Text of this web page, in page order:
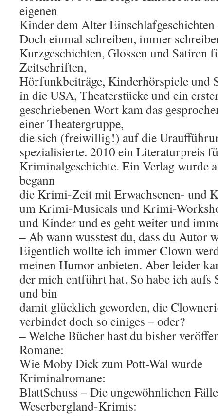
eigenen
Kinder dem Alter Einschlafgeschichten
Doch einmal schreiben, immer
Kurzgeschichten, Glossen und Satiren
Zeitschriften,
Hörfunkbeiträge, Kinderhörspiele und
in die USA, Theaterstücke und ein
geschriebenen Wort kam das
einer Theatergruppe,
die sich (freiwillig!) auf die
spezialisierte. 2010 ein Literaturpreis
Kriminalgeschichte. Ein Verlag wurde
begann
die Krimi-Zeit mit Erwachsenen- und
um Krimi-Musicals und Krimi-
und Kinder und es geht weiter und
– Ab wann wusstest du, dass du Autor
Eigentlich wollte ich immer Clown
meinen Humor anbieten. Aber leider
der mich entführt hat. So habe ich aufs
und bin
damit glücklich geworden, die
verbindet doch so einiges – oder?
– Welche Bücher hast du bisher
Romane:
Wie Moby Dick zum Pott-Wal wurde
Kriminalromane:
BlattSchuss – Die ungewöhnlichen
Weserbergland-Krimis: